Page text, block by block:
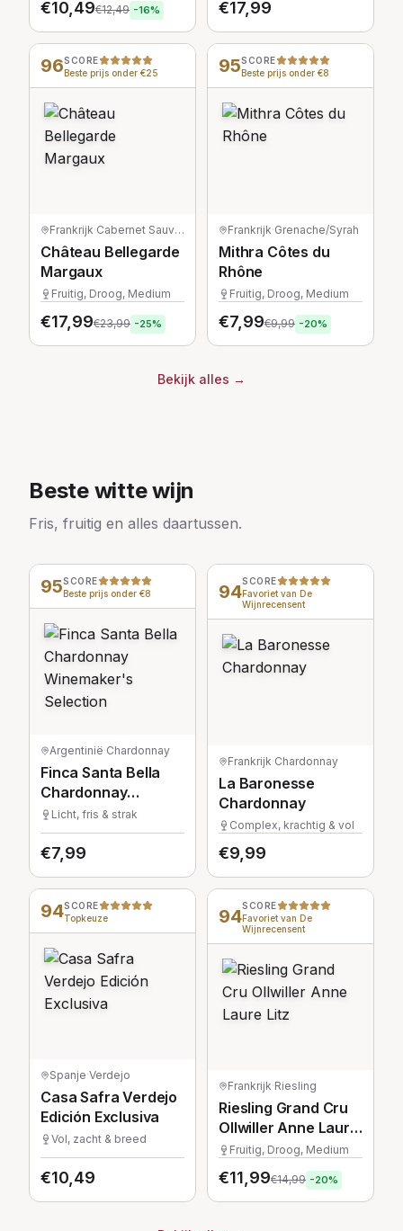
€10,49€12,49 -16% €17,99
96SCORE
Beste prijs onder €25
Frankrijk· Cabernet Sauvignon/Merlot/Petit Verdot
Château Bellegarde
Margaux
Fruitig, Droog, Medium
€17,99€23,99 -25%
95SCORE
Beste prijs onder €8
Frankrijk·Grenache/Syrah
Mithra Côtes du
Rhône
Fruitig, Droog, Medium
€7,99€9,99 -20%
Bekijk alles →
Beste witte wijn
Fris, fruitig en alles daartussen.
95SCORE
Beste prijs onder €8
Argentinië·Chardonnay
Finca Santa Bella
Chardonnay
Winemaker's
Selection
Licht, fris & strak
€7,99
94SCORE
Favoriet van De
Wijnrecensent
Frankrijk·Chardonnay
La Baronesse
Chardonnay
Complex, krachtig & vol
€9,99
94SCORE
Topkeuze
Spanje·Verdejo
Casa Safra Verdejo
Edición Exclusiva
Vol, zacht & breed
€10,49
94SCORE
Favoriet van De
Wijnrecensent
Frankrijk·Riesling
Riesling Grand Cru
Ollwiller Anne Laure
Litz
Fruitig, Droog, Medium
€11,99€14,99 -20%